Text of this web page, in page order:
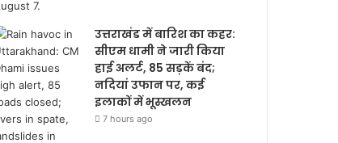
उत्तराखंड में बारिश का कहर:
सीएम धामी ने जारी किया
हाई अलर्ट, 85 सड़कें बंद;
नदियां उफान पर, कई
इलाकों में भूस्खलन
7 hours ago